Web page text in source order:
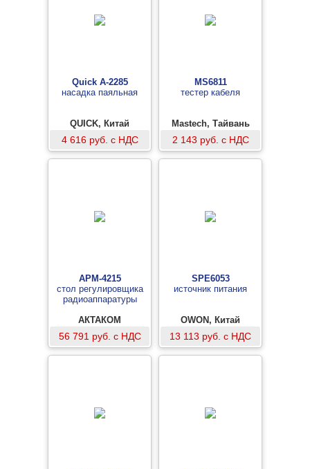
Quick A-2285
насадка паяльная
QUICK, Китай
4 616 руб. с НДС
MS6811
тестер кабеля
Mastech, Тайвань
2 143 руб. с НДС
АРМ-4215
стол регулировщика
радиоаппаратуры
АКТАКОМ
56 791 руб. с НДС
SPE6053
источник питания
OWON, Китай
13 113 руб. с НДС